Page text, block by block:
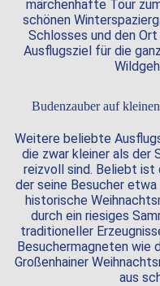
märchenhafte Tour
schönen
Schlosses und den
Ausflugsziel für die
Budenzauber auf
Weitere beliebte
die zwar kleiner als der
reizvoll sind. Beliebt ist
der seine Besucher
historische
durch ein riesiges
traditioneller
Besuchermagneten wie
Großenhainer
aus